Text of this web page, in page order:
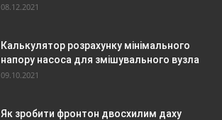
08.12.2021
Калькулятор розрахунку мінімального
напору насоса для змішувального вузла
09.10.2021
Як зробити фронтон двосхилим даху